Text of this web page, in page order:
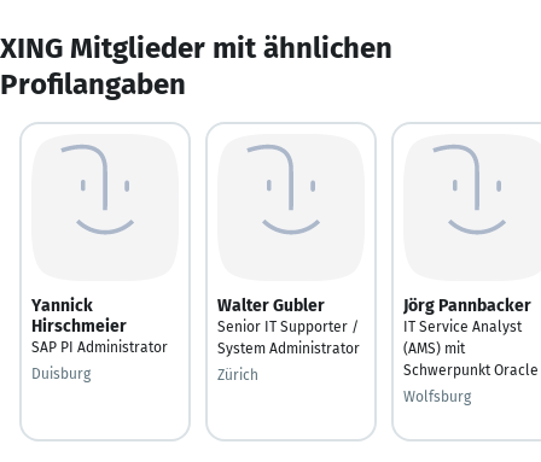
XING Mitglieder mit ähnlichen
Profilangaben
Yannick
Hirschmeier
SAP PI Administrator
Duisburg
Walter Gubler
Senior IT Supporter /
System Administrator
Zürich
Jörg Pannbacker
IT Service Analyst
(AMS) mit
Schwerpunkt Oracle
Wolfsburg